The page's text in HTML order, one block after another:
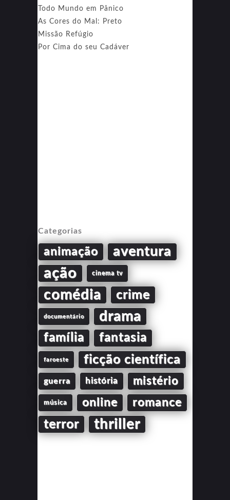
Todo Mundo em Pânico
As Cores do Mal: Preto
Missão Refúgio
Por Cima do seu Cadáver
Categorias
animação aventura
ação cinema tv
comédia crime
documentário drama
família fantasia
faroeste ficção científica
guerra história mistério
música online romance
terror thriller